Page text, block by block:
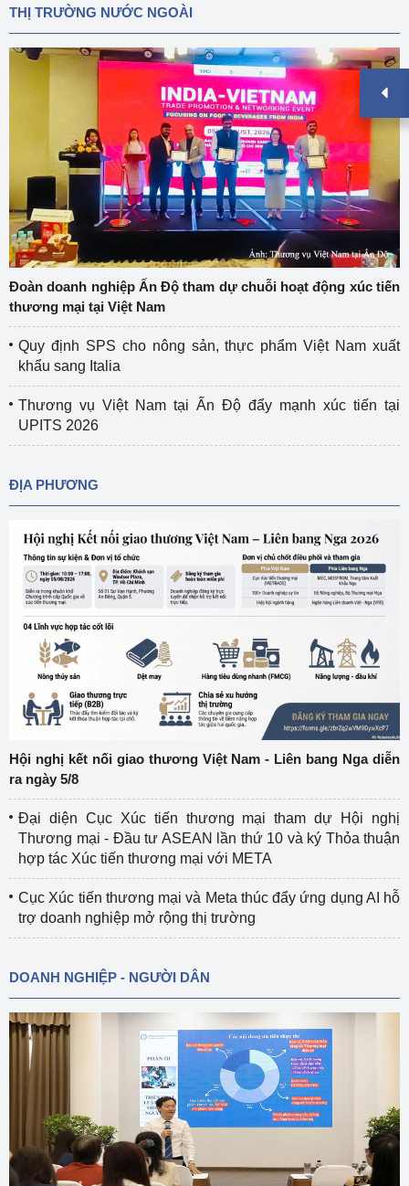
THỊ TRƯỜNG NƯỚC NGOÀI
Đoàn doanh nghiệp Ấn Độ tham dự chuỗi hoạt động xúc tiến
thương mại tại Việt Nam
Quy định SPS cho nông sản, thực phẩm Việt Nam xuất
khẩu sang Italia
Thương vụ Việt Nam tại Ấn Độ đẩy mạnh xúc tiến tại
UPITS 2026
ĐỊA PHƯƠNG
Hội nghị kết nối giao thương Việt Nam - Liên bang Nga diễn
ra ngày 5/8
Đại diện Cục Xúc tiến thương mại tham dự Hội nghị
Thương mại - Đầu tư ASEAN lần thứ 10 và ký Thỏa thuận
hợp tác Xúc tiến thương mại với META
Cục Xúc tiến thương mại và Meta thúc đẩy ứng dụng AI hỗ
trợ doanh nghiệp mở rộng thị trường
DOANH NGHIỆP - NGƯỜI DÂN